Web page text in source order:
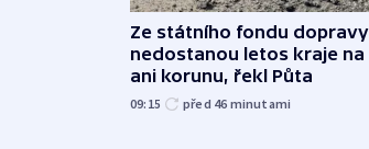
Ze státního fondu dopravy
nedostanou letos kraje na
ani korunu, řekl Půta
09:15 před 46 minutami